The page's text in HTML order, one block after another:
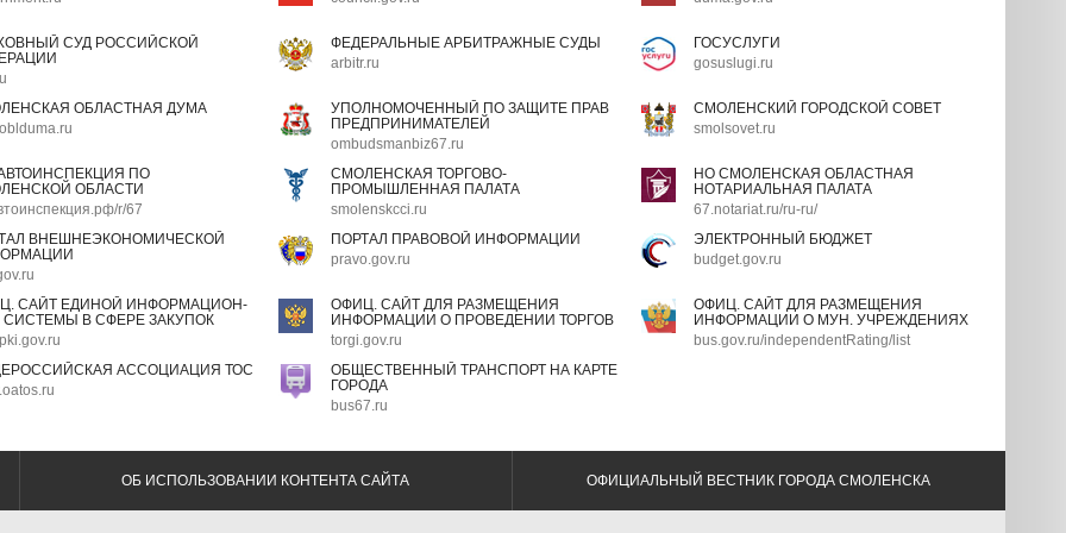
СУД РОССИЙСКОЙ
ФЕДЕРАЛЬНЫЕ АРБИТРАЖНЫЕ СУДЫ
arbitr.ru
ГОСУСЛУГИ
gosuslugi.ru
ОБЛАСТНАЯ ДУМА
УПОЛНОМОЧЕННЫЙ ПО ЗАЩИТЕ ПРАВ
ПРЕДПРИНИМАТЕЛЕЙ
ombudsmanbiz67.ru
СМОЛЕНСКИЙ ГОРОДСКОЙ СОВЕТ
smolsovet.ru
ПО
ОБЛАСТИ
r/67
СМОЛЕНСКАЯ ТОРГОВО-
ПРОМЫШЛЕННАЯ ПАЛАТА
smolenskcci.ru
НО СМОЛЕНСКАЯ ОБЛАСТНАЯ
НОТАРИАЛЬНАЯ ПАЛАТА
67.notariat.ru/ru-ru/
ВНЕШНЕЭКОНОМИЧЕСКОЙ
ПОРТАЛ ПРАВОВОЙ ИНФОРМАЦИИ
pravo.gov.ru
ЭЛЕКТРОННЫЙ БЮДЖЕТ
budget.gov.ru
САЙТ ЕДИНОЙ ИНФОРМАЦИОН-
СИСТЕМЫ В СФЕРЕ ЗАКУПОК
ОФИЦ. САЙТ ДЛЯ РАЗМЕЩЕНИЯ
ИНФОРМАЦИИ О ПРОВЕДЕНИИ ТОРГОВ
torgi.gov.ru
ОФИЦ. САЙТ ДЛЯ РАЗМЕЩЕНИЯ
ИНФОРМАЦИИ О МУН. УЧРЕЖДЕНИЯХ
bus.gov.ru/independentRating/list
АССОЦИАЦИЯ ТОС
ОБЩЕСТВЕННЫЙ ТРАНСПОРТ НА КАРТЕ
ГОРОДА
bus67.ru
ОБ ИСПОЛЬЗОВАНИИ КОНТЕНТА САЙТА ОФИЦИАЛЬНЫЙ ВЕСТНИК ГОРОДА СМОЛЕНСКА